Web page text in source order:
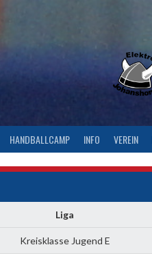
HANDBALLCAMP INFO VEREIN
Liga
Kreisklasse Jugend E